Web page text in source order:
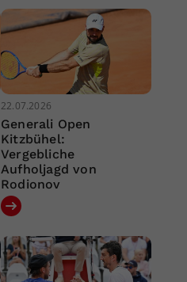
22.07.2026
Generali Open
Kitzbühel:
Vergebliche
Aufholjagd von
Rodionov